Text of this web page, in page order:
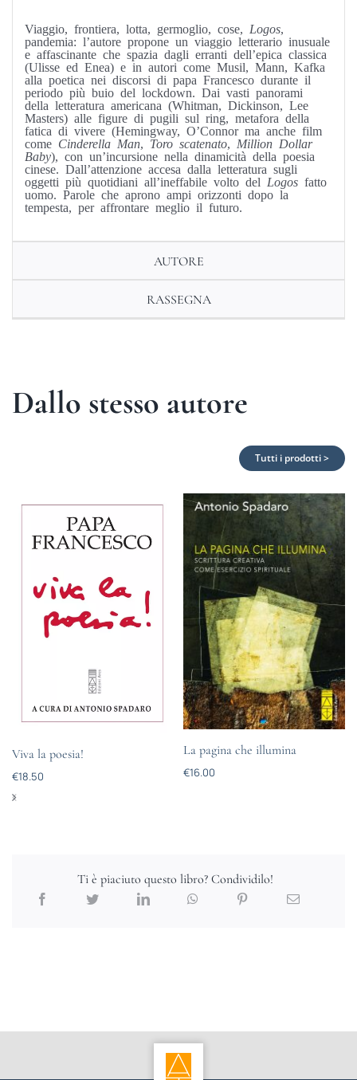
Viaggio, frontiera, lotta, germoglio, cose, Logos,
pandemia: l’autore propone un viaggio letterario inusuale
e affascinante che spazia dagli erranti dell’epica classica
(Ulisse ed Enea) e in autori come Musil, Mann, Kafka
alla poetica nei discorsi di papa Francesco durante il
periodo più buio del lockdown. Dai vasti panorami
della letteratura americana (Whitman, Dickinson, Lee
Masters) alle figure di pugili sul ring, metafora della
fatica di vivere (Hemingway, O’Connor ma anche film
come Cinderella Man, Toro scatenato, Million Dollar
Baby), con un’incursione nella dinamicità della poesia
cinese. Dall’attenzione accesa dalla letteratura sugli
oggetti più quotidiani all’ineffabile volto del Logosfatto
uomo. Parole che aprono ampi orizzonti dopo la
tempesta, per affrontare meglio il futuro.
AUTORE
RASSEGNA
Dallo stesso autore
Tutti i prodotti >
Viva la poesia!
€18.50
La pagina che illumina
€16.00
Ti è piaciuto questo libro? Condividilo!